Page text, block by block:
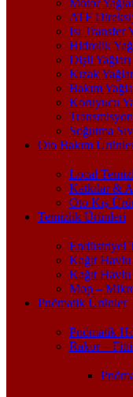
Motor
ATF
Isı Transfer
Hidrolik
Dişli Yağları
Kızak
Bakım
Koruyucu
Soğutma
Oto Bakım
Local
Katkılar &
Oto Kış
Temizlik Ürünleri
Endüstriyel
Kağıt Havlu
Kağıt Havlu
Mop –
Pnömatik Ürünler
Pnömatik
Rakor –